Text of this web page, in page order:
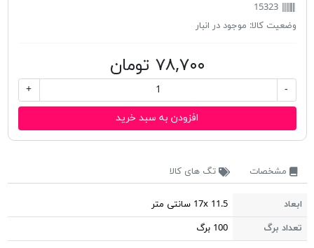
15323
وضعیت کالا: موجود در انبار
۷۸,۷۰۰ تومان
-
+
افزودن به سبد خرید
مشخصات تگ های کالا
ابعاد
17x 11.5 سانتی متر
تعداد برگ
100 برگ